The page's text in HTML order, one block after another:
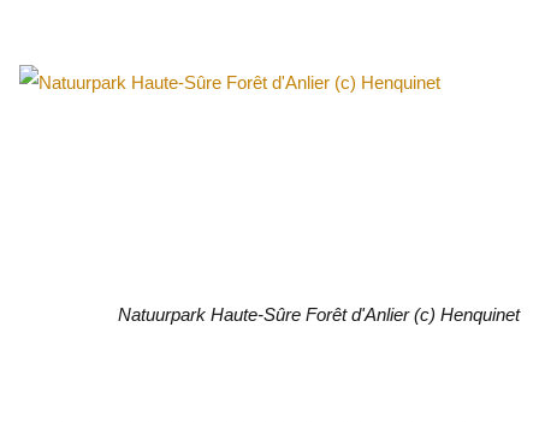
Natuurpark Haute-Sûre Forêt d'Anlier (c) Henquinet